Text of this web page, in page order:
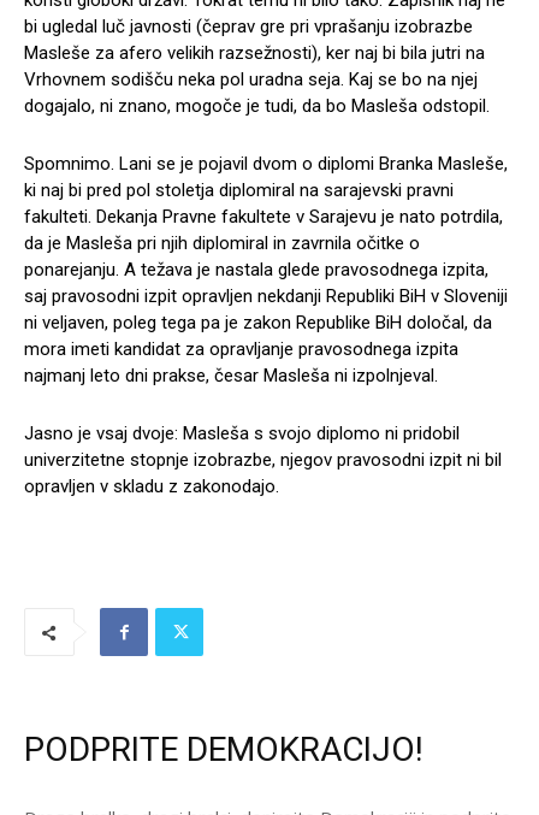
bi ugledal luč javnosti (čeprav gre pri vprašanju izobrazbe
Masleše za afero velikih razsežnosti), ker naj bi bila jutri na
Vrhovnem sodišču neka pol uradna seja. Kaj se bo na njej
dogajalo, ni znano, mogoče je tudi, da bo Masleša odstopil.
Spomnimo. Lani se je pojavil dvom o diplomi Branka Masleše,
ki naj bi pred pol stoletja diplomiral na sarajevski pravni
fakulteti. Dekanja Pravne fakultete v Sarajevu je nato potrdila,
da je Masleša pri njih diplomiral in zavrnila očitke o
ponarejanju. A težava je nastala glede pravosodnega izpita,
saj pravosodni izpit opravljen nekdanji Republiki BiH v Sloveniji
ni veljaven, poleg tega pa je zakon Republike BiH določal, da
mora imeti kandidat za opravljanje pravosodnega izpita
najmanj leto dni prakse, česar Masleša ni izpolnjeval.
Jasno je vsaj dvoje: Masleša s svojo diplomo ni pridobil
univerzitetne stopnje izobrazbe, njegov pravosodni izpit ni bil
opravljen v skladu z zakonodajo.
PODPRITE DEMOKRACIJO!